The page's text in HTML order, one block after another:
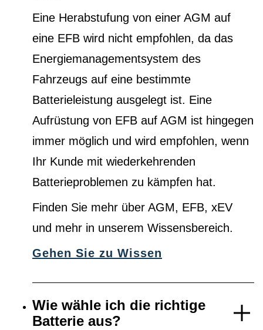
Eine Herabstufung von einer AGM auf
eine EFB wird nicht empfohlen, da das
Energiemanagementsystem des
Fahrzeugs auf eine bestimmte
Batterieleistung ausgelegt ist. Eine
Aufrüstung von EFB auf AGM ist hingegen
immer möglich und wird empfohlen, wenn
Ihr Kunde mit wiederkehrenden
Batterieproblemen zu kämpfen hat.
Finden Sie mehr über AGM, EFB, xEV
und mehr in unserem Wissensbereich.
Gehen Sie zu Wissen
Wie wähle ich die richtige
Batterie aus?